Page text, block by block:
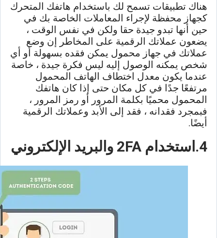
هناك تطبيقات تسمح لك باستخدام هاتفك المتحرك
كجهاز محفظة لإجراء المعاملات الخاصة بك في
حين أنها تبدو جيدة حقا ولكن في نفس الوقت ،
يضعون عملاتك الرقمية على المخاطر إن وضع
عملاتك في جهاز محمول يمكن فقده بسهولة أو أي
شخص يمكنه الوصول إليه ليس فكرة جيدة ، خاصة
عندما يكون معدل اختطاف الهاتف المحمول
مرتفعًا جدًا في كل مكان حتى إذا كان هاتفك
المحمول محميًا بكلمة المرور أو رمز المرور ،
فبمجرد فقدانه ، فقد إلى الأبد وعملاتك الرقمية
أيضًا.
4.استخدام 2FA والبريد الإلكتروني